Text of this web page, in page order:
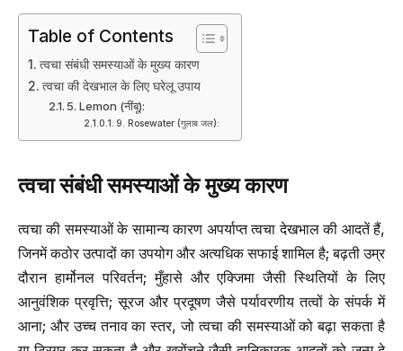
Table of Contents
त्वचा संबंधी समस्याओं के मुख्य कारण
त्वचा की देखभाल के लिए घरेलू उपाय
5. Lemon (नींबू):
9. Rosewater (गुलाब जल):
त्वचा संबंधी समस्याओं के मुख्य कारण
त्वचा की समस्याओं के सामान्य कारण अपर्याप्त त्वचा देखभाल की आदतें हैं,
जिनमें कठोर उत्पादों का उपयोग और अत्यधिक सफाई शामिल है; बढ़ती उम्र
दौरान हार्मोनल परिवर्तन; मुँहासे और एक्जिमा जैसी स्थितियों के लिए
आनुवंशिक प्रवृत्ति; सूरज और प्रदूषण जैसे पर्यावरणीय तत्वों के संपर्क में
आना; और उच्च तनाव का स्तर, जो त्वचा की समस्याओं को बढ़ा सकता है